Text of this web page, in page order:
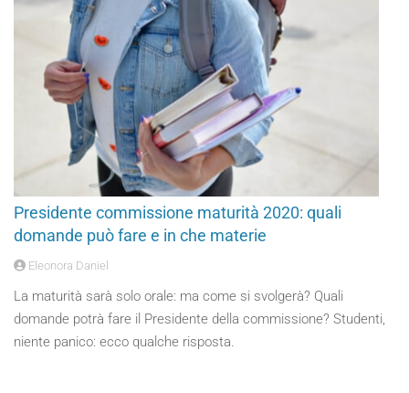
Presidente commissione maturità 2020: quali
domande può fare e in che materie
Eleonora Daniel
La maturità sarà solo orale: ma come si svolgerà? Quali
domande potrà fare il Presidente della commissione? Studenti,
niente panico: ecco qualche risposta.